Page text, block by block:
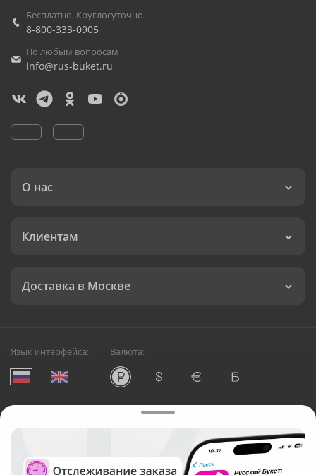
Бесплатно. Круглосуточно
8-800-333-0905
По любым вопросам
info@rus-buket.ru
О нас
Клиентам
Доставка в Москве
Язык интерфейса: Валюта:
Служба круглосуточной доставки цветов в Москве
Русский Букет, 2026
Общество с ограниченной ответственностью «Технология»
ОГРН: 1195476081745, ИНН: 5410081997